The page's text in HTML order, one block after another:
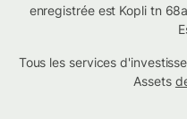
enregistrée est Kopli tn
Tous les services
Assets